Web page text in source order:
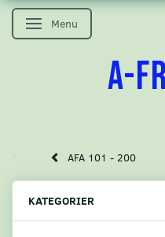
Skifte navigation
Menu
A-
AFA 101 - 200
KATEGORIER